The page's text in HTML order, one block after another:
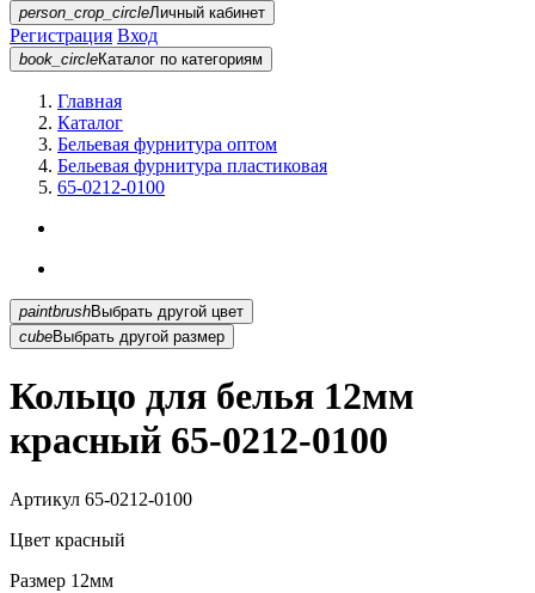
person_crop_circleЛичный кабинет
Регистрация Вход
book_circleКаталог по категориям
Главная
Каталог
Бельевая фурнитура оптом
Бельевая фурнитура пластиковая
65-0212-0100
paintbrush
Выбрать другой цвет
cubeВыбрать другой размер
Кольцо для белья 12мм
красный 65-0212-0100
Артикул 65-0212-0100
Цвет красный
Размер 12мм